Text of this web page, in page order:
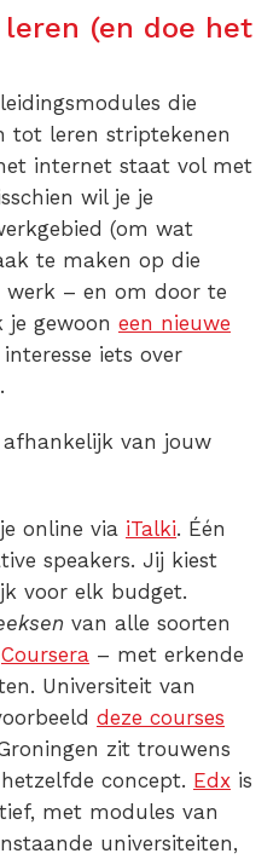
(en doe het
die
tot leren striptekenen
internet staat vol met
wil je je
(om wat
te maken op die
werk – en om door te
je gewoon een nieuwe
iets over
van jouw
online via iTalki. Één
speakers. Jij kiest
voor elk budget.
van alle soorten
Coursera – met erkende
Universiteit van
deze courses
zit trouwens
concept. Edx is
met modules van
universiteiten,